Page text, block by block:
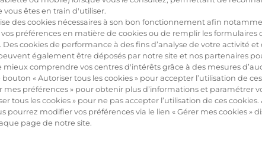
roquette
sur
vous êtes en train d'utiliser.
des cookies nécessaires à son bon fonctionnement afin
vos préférences en matière de cookies ou de remplir les formulaires
Des cookies de performance à des fins d’analyse de votre activité et
également être déposés par notre site et nos partenaires
comprendre vos centres d'intérêts grâce à des mesures
bouton « Autoriser tous les cookies » pour accepter l’utilisation de
mes préférences » pour obtenir plus d’informations et paramétrer
tous les cookies » pour ne pas accepter l’utilisation de ces cookies.
pourrez modifier vos préférences via le lien « Gérer mes cookies »
page de notre site.